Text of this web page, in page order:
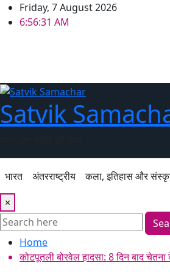
Skip
to
Friday, 7 August 2026
6:56:31 AM
Satvik
भारत अंतरराष्ट्रीय कला, इतिहास और
×
Home
कोटपूतली बोरवेल हादसा: 8 दिन बाद